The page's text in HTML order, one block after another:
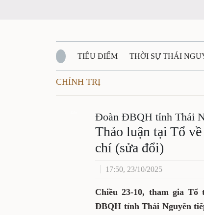
TIÊU ĐIỂM THỜI SỰ THÁI
QUỐC PHÒNG - AN NINH
QUÊ HƯƠNG - ĐẤT NƯỚC QUỐC TẾ
VĂN BẢN, CHÍNH SÁCH MỚI
CHÍNH TRỊ
Đoàn ĐBQH tỉnh Thái
Thảo luận tại Tổ
chí (sửa đổi)
17:50, 23/10/2025
Chiều 23-10, tham gia
ĐBQH tỉnh Thái Nguyên